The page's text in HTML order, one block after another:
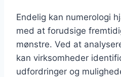
Endelig kan numerologi
med at forudsige
mønstre. Ved at
kan virksomheder
udfordringer og